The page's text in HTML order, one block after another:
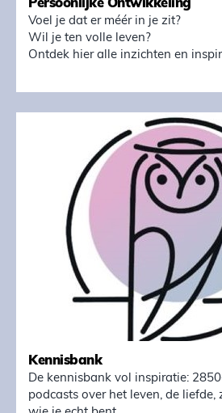
Persoonlijke Ontwikkeling
Voel je dat er méér in je zit?
Wil je ten volle leven?
Ontdek hier alle inzichten en
Kennisbank
De kennisbank vol inspiratie:
podcasts over het leven, de liefde,